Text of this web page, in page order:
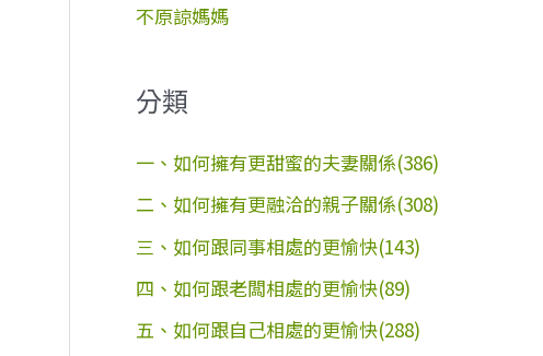
不原諒媽媽
分類
一、如何擁有更甜蜜的夫妻關係(386)
二、如何擁有更融洽的親子關係(308)
三、如何跟同事相處的更愉快(143)
四、如何跟老闆相處的更愉快(89)
五、如何跟自己相處的更愉快(288)